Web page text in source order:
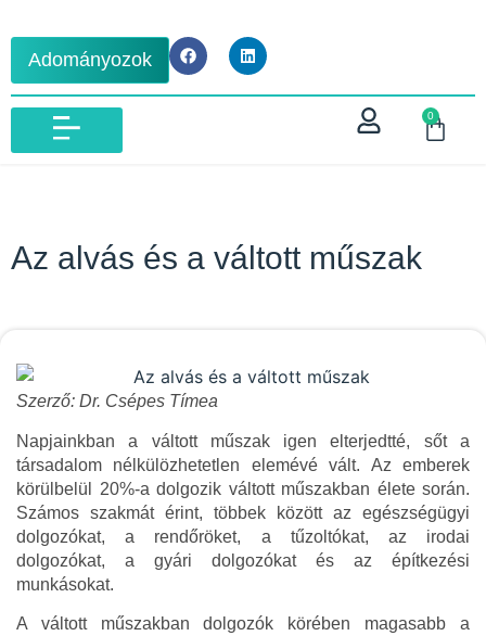
Adományozok
0
Az alvás és a váltott műszak
Szerző: Dr. Csépes Tímea
Napjainkban a váltott műszak igen elterjedtté, sőt a
társadalom nélkülözhetetlen elemévé vált. Az emberek
körülbelül 20%-a dolgozik váltott műszakban élete során.
Számos szakmát érint, többek között az egészségügyi
dolgozókat, a rendőröket, a tűzoltókat, az irodai
dolgozókat, a gyári dolgozókat és az építkezési
munkásokat.
A váltott műszakban dolgozók körében magasabb a